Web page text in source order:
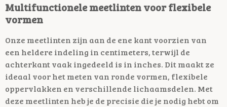
Multifunctionele meetlinten voor flexibele
vormen
Onze meetlinten zijn aan de ene kant voorzien van
een heldere indeling in centimeters, terwijl de
achterkant vaak ingedeeld is in inches. Dit maakt ze
ideaal voor het meten van ronde vormen, flexibele
oppervlakken en verschillende lichaamsdelen. Met
deze meetlinten heb je de precisie die je nodig hebt om